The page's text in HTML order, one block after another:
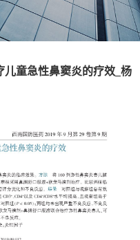
童急性鼻窦炎的疗效_杨